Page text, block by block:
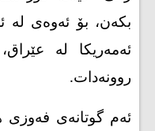
بکه‌ن، بۆ ئەوەی لە
ئەمه‌ریکا لە
روونەدات.
ئه‌م گوتانه‌ی فه‌وزی